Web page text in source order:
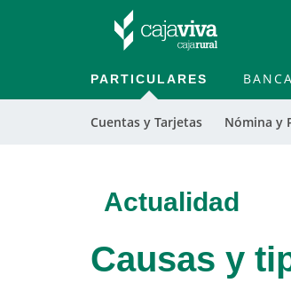
PARTICULARES
Cuentas y Tarjetas Nómina y
Actualidad
Causas y